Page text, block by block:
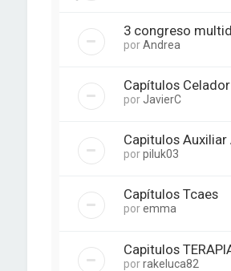
3 congreso
porAndrea
Capítulos Celador
por JavierC
Capitulos
porpiluk03
Capítulos Tcaes
poremma
Capitulos
porrakeluca82